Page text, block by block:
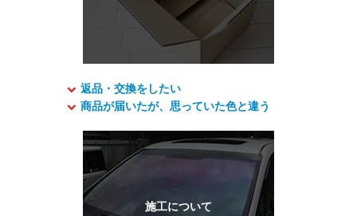
返品・交換をしたい
商品が届いたが、思っていた色と違う